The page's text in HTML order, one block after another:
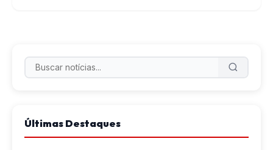
Últimas Destaques